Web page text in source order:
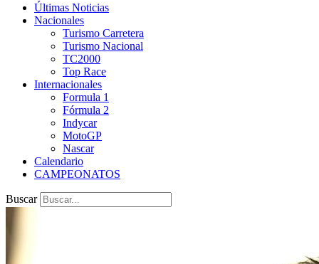
Últimas Noticias
Nacionales
Turismo Carretera
Turismo Nacional
TC2000
Top Race
Internacionales
Formula 1
Fórmula 2
Indycar
MotoGP
Nascar
Calendario
CAMPEONATOS
Buscar